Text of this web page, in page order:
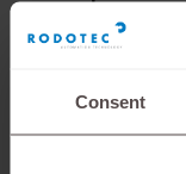
Consent
werden.